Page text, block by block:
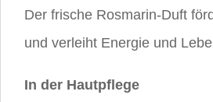
Der frische Rosmarin-Duft
und verleiht Energie und
In der Hautpflege